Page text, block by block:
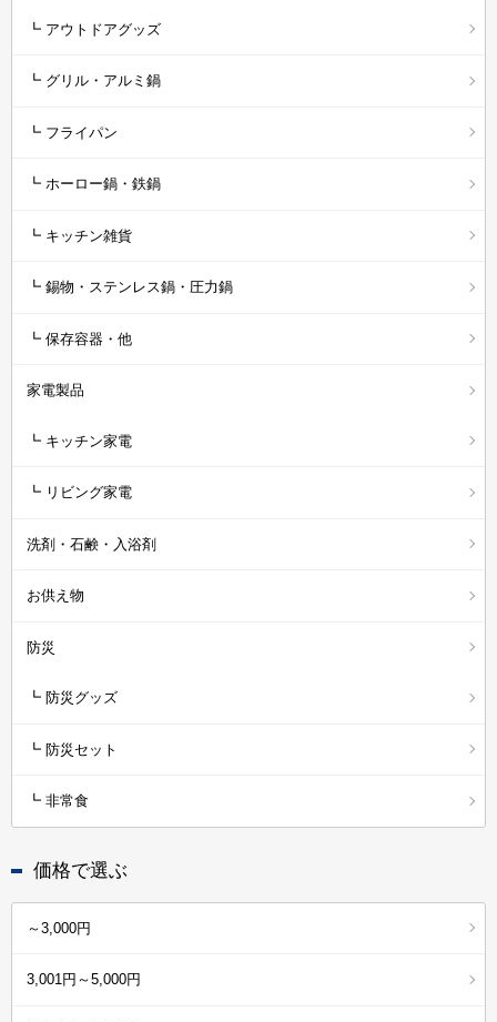
┗ アウトドアグッズ
┗ グリル・アルミ鍋
┗ フライパン
┗ ホーロー鍋・鉄鍋
┗ キッチン雑貨
┗ 錫物・ステンレス鍋・圧力鍋
┗ 保存容器・他
家電製品
┗ キッチン家電
┗ リビング家電
洗剤・石鹸・入浴剤
お供え物
防災
┗ 防災グッズ
┗ 防災セット
┗ 非常食
価格で選ぶ
～3,000円
3,001円～5,000円